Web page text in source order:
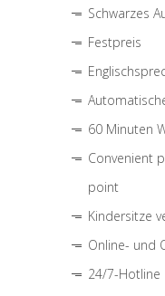
Schwarzes
Festpreis
60 Minuten
Convenient
point
Kindersitze
Online- und
24/7-Hotline